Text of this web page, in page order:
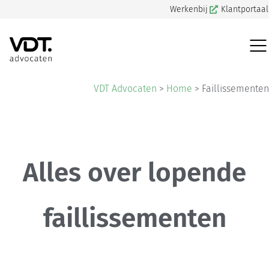
Werkenbij Klantportaal
VDT Advocaten > Home > Faillissementen
Alles over lopende
faillissementen